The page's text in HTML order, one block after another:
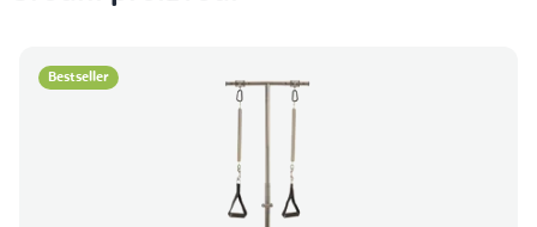
Bestseller